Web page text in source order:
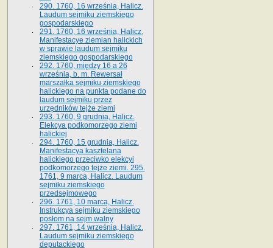
290. 1760, 16 września, Halicz.
Laudum sejmiku ziemskiego
gospodarskiego
291. 1760, 16 września, Halicz.
Manifestacye ziemian halickich
w sprawie laudum sejmiku
ziemskiego gospodarskiego
292. 1760, między 16 a 26
września, b. m. Rewersał
marszałka sejmiku ziemskiego
halickiego na punkta podane do
laudum sejmiku przez
urzędników tejże ziemi
293. 1760, 9 grudnia, Halicz.
Elekcya podkomorzego ziemi
halickiej
294. 1760, 15 grudnia, Halicz.
Manifestacya kasztelana
halickiego przeciwko elekcyi
podkomorzego tejże ziemi. 295.
1761, 9 marca, Halicz. Laudum
sejmiku ziemskiego
przedsejmowego
296. 1761, 10 marca, Halicz.
Instrukcya sejmiku ziemskiego
posłom na sejm walny
297. 1761, 14 września, Halicz.
Laudum sejmiku ziemskiego
deputackiego